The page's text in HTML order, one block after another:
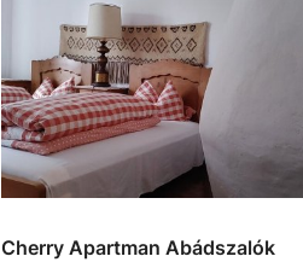
Cherry Apartman Abádszalók